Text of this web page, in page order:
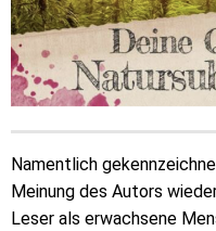
Namentlich
Meinung des Autors
Leser als erwachsene